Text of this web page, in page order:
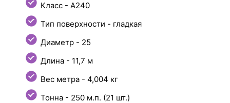
Класс - А240
Тип поверхности - гладкая
Диаметр - 25
Длина - 11,7 м
Вес метра - 4,004 кг
Тонна - 250 м.п. (21 шт.)